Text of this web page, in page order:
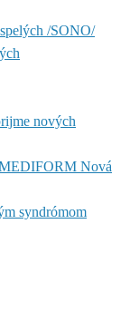
/SONO/
nových
Nová
syndrómom